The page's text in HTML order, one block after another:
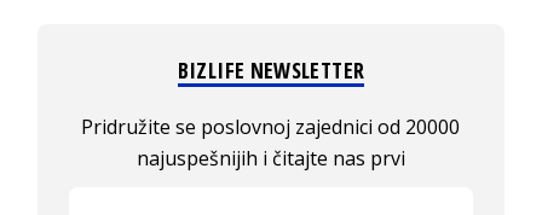
BIZLIFE NEWSLETTER
Pridružite se poslovnoj zajednici od 20000
najuspešnijih i čitajte nas prvi